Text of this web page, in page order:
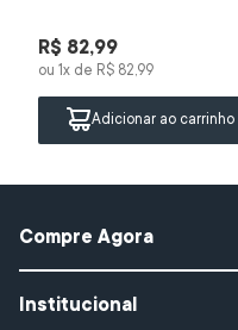
R$ 82,99
ou 1x de R$ 82 99
Adicionar ao carrinho
Compre Agora
Protetor Solar
Institucional